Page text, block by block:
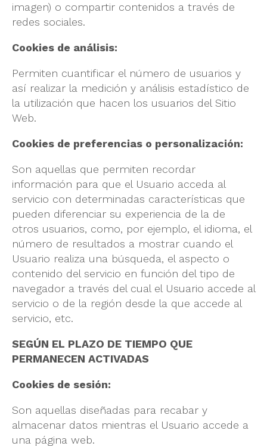
imagen) o compartir contenidos a través de
redes sociales.
Cookies de análisis:
Permiten cuantificar el número de usuarios y
así realizar la medición y análisis estadístico de
la utilización que hacen los usuarios del Sitio
Web.
Cookies de preferencias o personalización:
Son aquellas que permiten recordar
información para que el Usuario acceda al
servicio con determinadas características que
pueden diferenciar su experiencia de la de
otros usuarios, como, por ejemplo, el idioma, el
número de resultados a mostrar cuando el
Usuario realiza una búsqueda, el aspecto o
contenido del servicio en función del tipo de
navegador a través del cual el Usuario accede al
servicio o de la región desde la que accede al
servicio, etc.
SEGÚN EL PLAZO DE TIEMPO QUE
PERMANECEN ACTIVADAS
Cookies de sesión:
Son aquellas diseñadas para recabar y
almacenar datos mientras el Usuario accede a
una página web.